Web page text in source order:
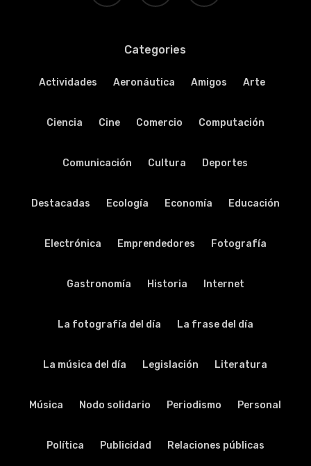
Categories
Actividades Aeronáutica Amigos Arte
Ciencia Cine Comercio Computación
Comunicación Cultura Deportes
Destacadas Ecología Economía Educación
Electrónica Emprendedores Fotografía
Gastronomía Historia Internet
La fotografía del día La frase del día
La música del día Legislación Literatura
Música Nodo solidario Periodismo Personal
Política Publicidad Relaciones públicas